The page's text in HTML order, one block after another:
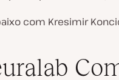
com Kresimir